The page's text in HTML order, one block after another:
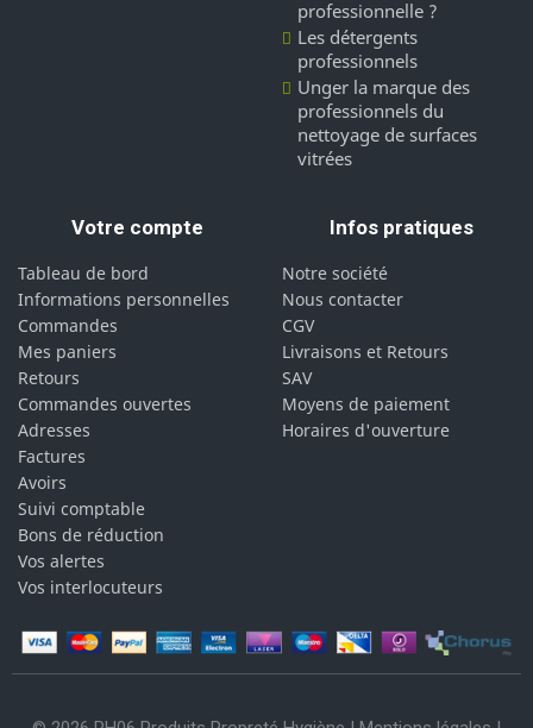
professionnelle ?
Les détergents
professionnels
Unger la marque des
professionnels du
nettoyage de surfaces
vitrées
Votre compte
Tableau de bord
Informations personnelles
Commandes
Mes paniers
Retours
Commandes ouvertes
Adresses
Factures
Avoirs
Suivi comptable
Bons de réduction
Vos alertes
Vos interlocuteurs
Infos pratiques
Notre société
Nous contacter
CGV
Livraisons et Retours
SAV
Moyens de paiement
Horaires d'ouverture